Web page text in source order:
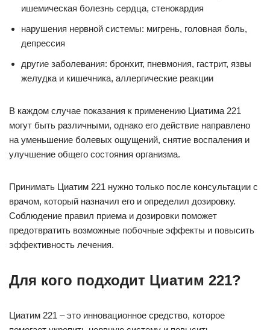
ишемическая болезнь сердца, стенокардия
нарушения нервной системы: мигрень, головная боль,
депрессия
другие заболевания: бронхит, пневмония, гастрит, язвы
желудка и кишечника, аллергические реакции
В каждом случае показания к применению Циатима 221
могут быть различными, однако его действие направлено
на уменьшение болевых ощущений, снятие воспаления и
улучшение общего состояния организма.
Принимать Циатим 221 нужно только после консультации с
врачом, который назначил его и определил дозировку.
Соблюдение правил приема и дозировки поможет
предотвратить возможные побочные эффекты и повысить
эффективность лечения.
Для кого подходит Циатим 221?
Циатим 221 – это инновационное средство, которое